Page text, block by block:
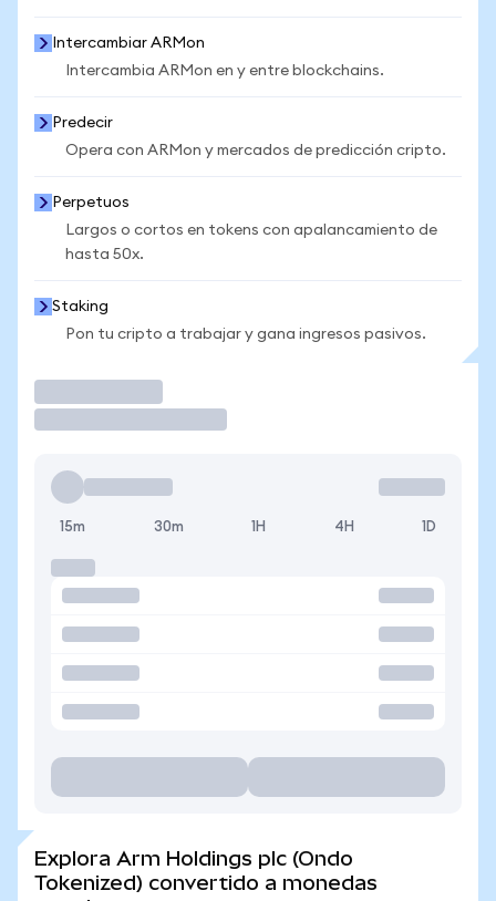
Intercambiar ARMon
Intercambia ARMon en y entre blockchains.
Predecir
Opera con ARMon y mercados de predicción cripto.
Perpetuos
Largos o cortos en tokens con apalancamiento de
hasta 50x.
Staking
Pon tu cripto a trabajar y gana ingresos pasivos.
15m 30m 1H 4H 1D
Explora Arm Holdings plc (Ondo
Tokenized) convertido a monedas